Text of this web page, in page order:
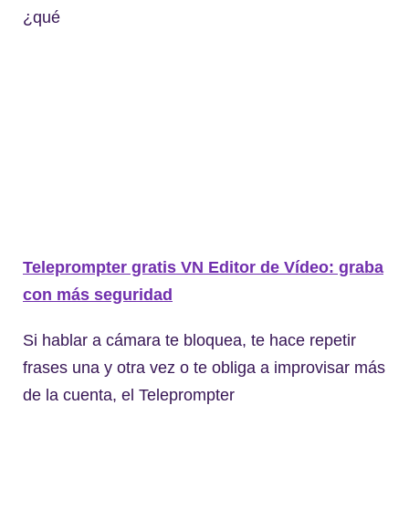
¿qué
Teleprompter gratis VN Editor de Vídeo: graba
con más seguridad
Si hablar a cámara te bloquea, te hace repetir
frases una y otra vez o te obliga a improvisar más
de la cuenta, el Teleprompter